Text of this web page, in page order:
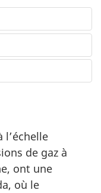
l’échelle
de gaz à
ont une
où le